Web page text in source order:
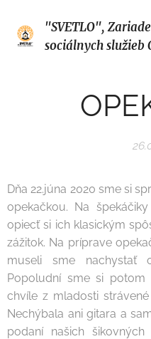
"SVETLO",
sociálnych služieb
Dňa 22.júna 2020 sme si
opekačkou. Na
opiecť si ich klasickým
zážitok. Na príprave
museli sme nachystať
Popoludní sme si potom
chvíle z mladosti
Nechýbala ani gitara a
podaní našich